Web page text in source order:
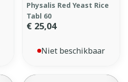
Physalis Red Yeast Rice
Tabl 60
€ 25,04
Niet beschikbaar